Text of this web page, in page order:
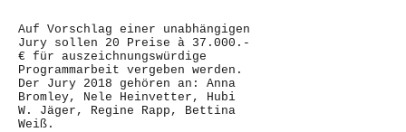
Auf Vorschlag einer unabhängigen
Jury sollen 20 Preise à 37.000.-
€ für auszeichnungswürdige
Programmarbeit vergeben werden.
Der Jury 2018 gehören an: Anna
Bromley, Nele Heinvetter, Hubi
W. Jäger, Regine Rapp, Bettina
Weiß.